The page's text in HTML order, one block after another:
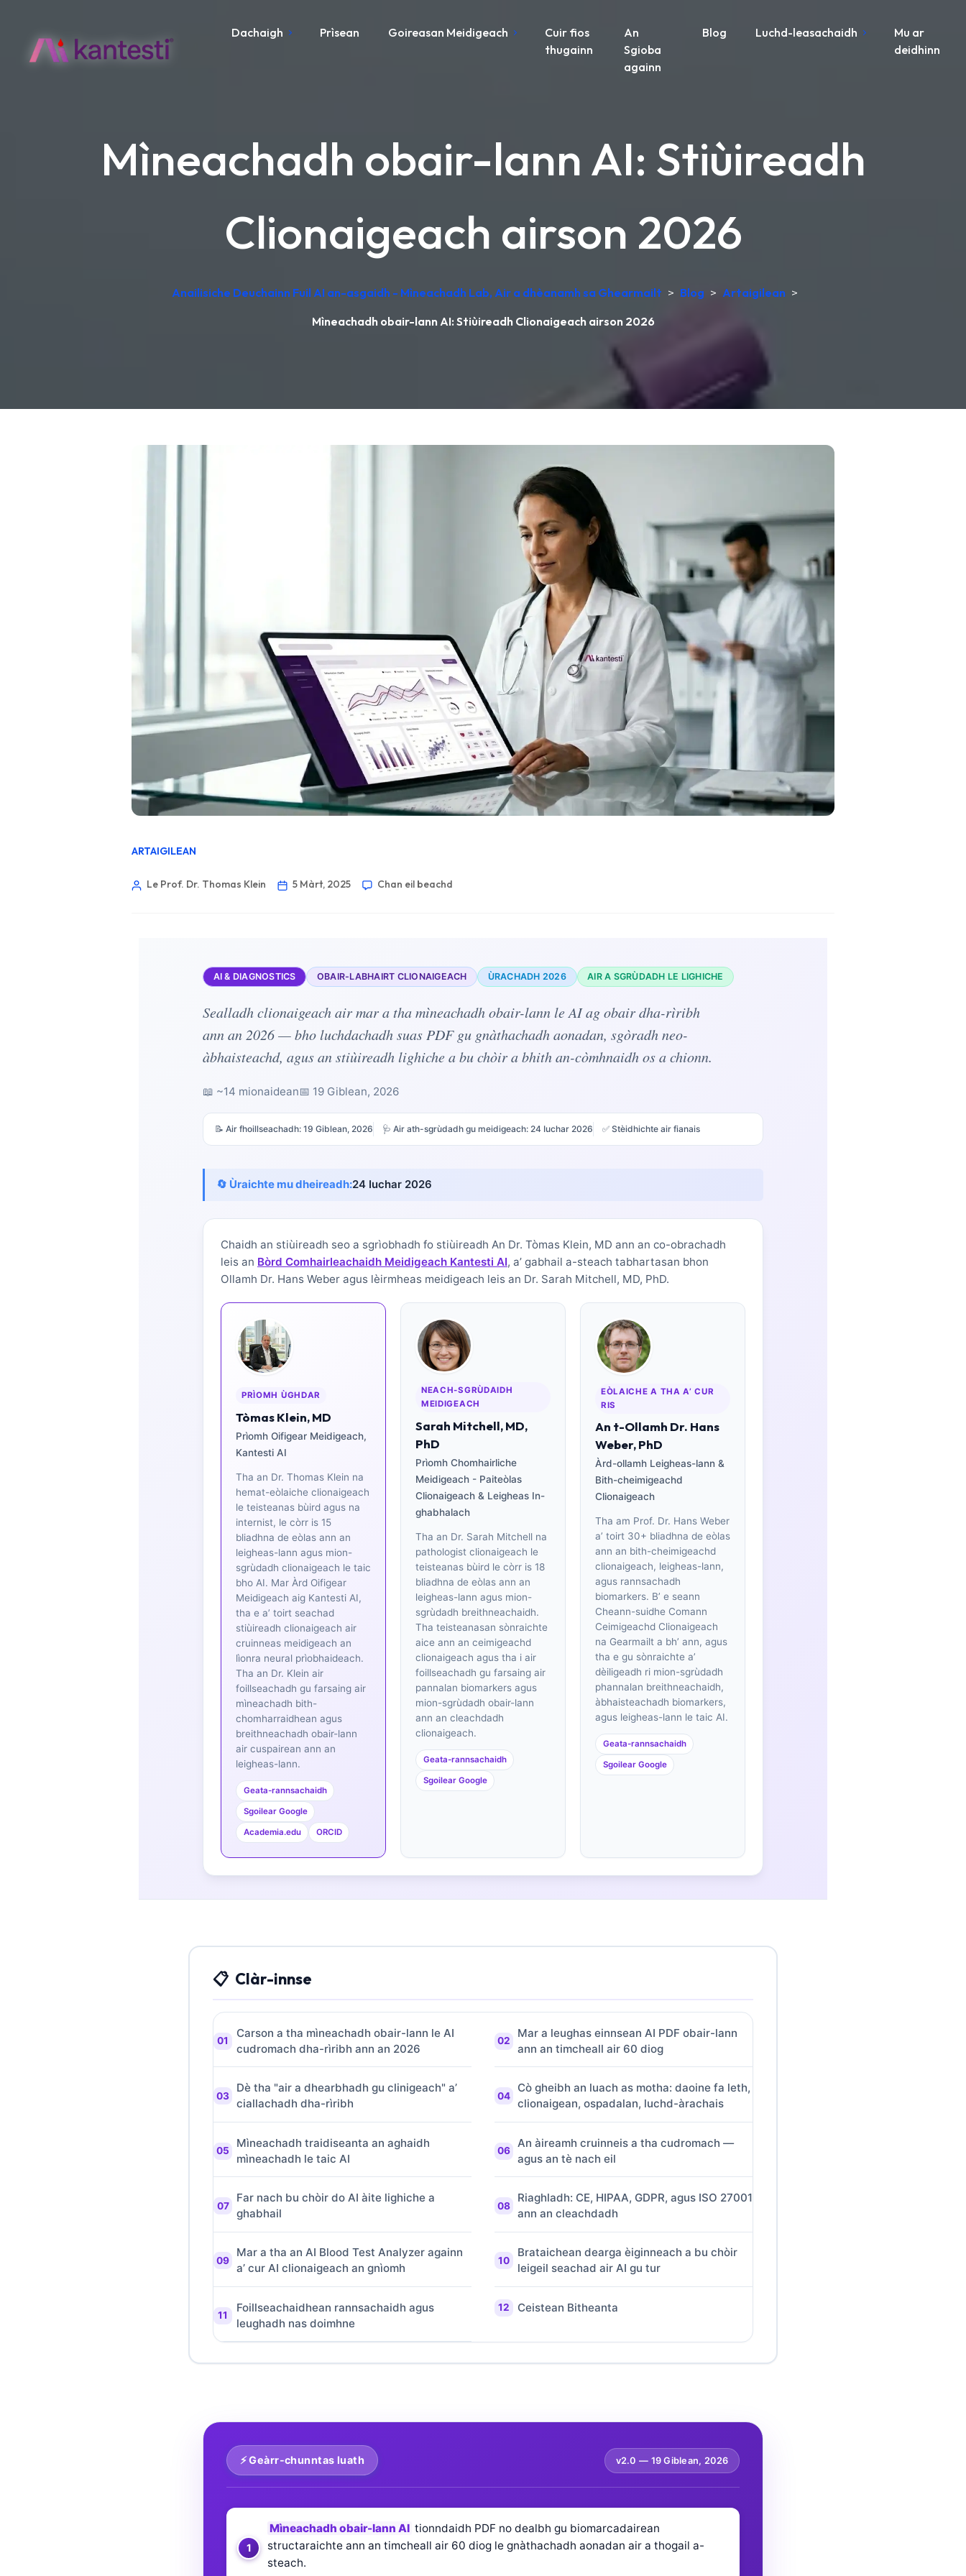
Dachaigh Prìsean Goireasan Meidigeach
Cuir fios
thugainn
An
Sgioba
againn
Blog Luchd-leasachaidh
Mu ar
deidhinn
Mìneachadh obair-lann AI: Stiùireadh
Clionaigeach airson 2026
Anailisiche Deuchainn Fuil AI an-asgaidh - Mìneachadh Lab, Air a dhèanamh sa Ghearmailt > Blog > Artaigilean >
Mìneachadh obair-lann AI: Stiùireadh Clionaigeach airson 2026
ARTAIGILEAN
Le Prof. Dr. Thomas Klein 5 Màrt, 2025 Chan eil beachd
AI & DIAGNOSTICS OBAIR-LABHAIRT CLIONAIGEACH ÙRACHADH 2026 AIR A SGRÙDADH LE LIGHICHE
Sealladh clionaigeach air mar a tha mìneachadh obair-lann le AI ag obair dha-rìribh
ann an 2026 — bho luchdachadh suas PDF gu gnàthachadh aonadan, sgòradh neo-
àbhaisteachd, agus an stiùireadh lighiche a bu chòir a bhith an-còmhnaidh os a chionn.
📖 ~14 mionaidean📅 19 Giblean, 2026
📝 Air fhoillseachadh: 19 Giblean, 2026 🩺 Air ath-sgrùdadh gu meidigeach: 24 Iuchar 2026 ✅ Stèidhichte air fianais
🔄 Ùraichte mu dheireadh:24 Iuchar 2026
Chaidh an stiùireadh seo a sgrìobhadh fo stiùireadh An Dr. Tòmas Klein, MD ann an co-obrachadh
leis an Bòrd Comhairleachaidh Meidigeach Kantesti AI, a’ gabhail a-steach tabhartasan bhon
Ollamh Dr. Hans Weber agus lèirmheas meidigeach leis an Dr. Sarah Mitchell, MD, PhD.
PRÌOMH ÙGHDAR
Tòmas Klein, MD
Prìomh Oifigear Meidigeach,
Kantesti AI
Tha an Dr. Thomas Klein na
hemat-eòlaiche clionaigeach
le teisteanas bùird agus na
internist, le còrr is 15
bliadhna de eòlas ann an
leigheas-lann agus mion-
sgrùdadh clionaigeach le taic
bho AI. Mar Àrd Oifigear
Meidigeach aig Kantesti AI,
tha e a’ toirt seachad
stiùireadh clionaigeach air
cruinneas meidigeach an
lìonra neural prìobhaideach.
Tha an Dr. Klein air
foillseachadh gu farsaing air
mìneachadh bith-
chomharraidhean agus
breithneachadh obair-lann
air cuspairean ann an
leigheas-lann.
Geata-rannsachaidh
Sgoilear Google
Academia.edu ORCID
NEACH-SGRÙDAIDH
MEIDIGEACH
Sarah Mitchell, MD,
PhD
Prìomh Chomhairliche
Meidigeach - Paiteòlas
Clionaigeach & Leigheas In-
ghabhalach
Tha an Dr. Sarah Mitchell na
pathologist clionaigeach le
teisteanas bùird le còrr is 18
bliadhna de eòlas ann an
leigheas-lann agus mion-
sgrùdadh breithneachaidh.
Tha teisteanasan sònraichte
aice ann an ceimigeachd
clionaigeach agus tha i air
foillseachadh gu farsaing air
pannalan biomarkers agus
mion-sgrùdadh obair-lann
ann an cleachdadh
clionaigeach.
Geata-rannsachaidh
Sgoilear Google
EÒLAICHE A THA A’ CUR
RIS
An t-Ollamh Dr. Hans
Weber, PhD
Àrd-ollamh Leigheas-lann &
Bith-cheimigeachd
Clionaigeach
Tha am Prof. Dr. Hans Weber
a’ toirt 30+ bliadhna de eòlas
ann an bith-cheimigeachd
clionaigeach, leigheas-lann,
agus rannsachadh
biomarkers. B’ e seann
Cheann-suidhe Comann
Ceimigeachd Clionaigeach
na Gearmailt a bh’ ann, agus
tha e gu sònraichte a’
dèiligeadh ri mion-sgrùdadh
phannalan breithneachaidh,
àbhaisteachadh biomarkers,
agus leigheas-lann le taic AI.
Geata-rannsachaidh
Sgoilear Google
Clàr-innse
Carson a tha mìneachadh obair-lann le AI
cudromach dha-rìribh ann an 2026
Mar a leughas einnsean AI PDF obair-lann
ann an timcheall air 60 diog
Dè tha "air a dhearbhadh gu clinigeach" a’
ciallachadh dha-rìribh
Cò gheibh an luach as motha: daoine fa leth,
clionaigean, ospadalan, luchd-àrachais
Mìneachadh traidiseanta an aghaidh
mìneachadh le taic AI
An àireamh cruinneis a tha cudromach —
agus an tè nach eil
Far nach bu chòir do AI àite lighiche a
ghabhail
Riaghladh: CE, HIPAA, GDPR, agus ISO 27001
ann an cleachdadh
Mar a tha an AI Blood Test Analyzer againn
a’ cur AI clionaigeach an gnìomh
Brataichean dearga èiginneach a bu chòir
leigeil seachad air AI gu tur
Foillseachaidhean rannsachaidh agus
leughadh nas doimhne
Ceistean Bitheanta
⚡ Geàrr-chunntas luath v2.0 — 19 Giblean, 2026
Mìneachadh obair-lann AI tionndaidh PDF no dealbh gu biomarcadairean
structaraichte ann an timcheall air 60 diog le gnàthachadh aonadan air a thogail a-
steach.